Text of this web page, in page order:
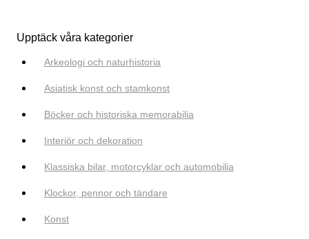
Upptäck våra kategorier
Arkeologi och naturhistoria
Asiatisk konst och stamkonst
Böcker och historiska memorabilia
Interiör och dekoration
Klassiska bilar, motorcyklar och automobilia
Klockor, pennor och tändare
Konst